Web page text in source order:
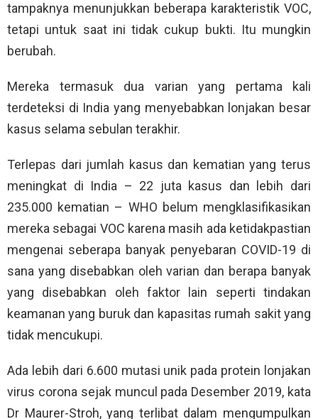
tampaknya menunjukkan beberapa karakteristik VOC,
tetapi untuk saat ini tidak cukup bukti. Itu mungkin
berubah.
Mereka termasuk dua varian yang pertama kali
terdeteksi di India yang menyebabkan lonjakan besar
kasus selama sebulan terakhir.
Terlepas dari jumlah kasus dan kematian yang terus
meningkat di India – 22 juta kasus dan lebih dari
235.000 kematian – WHO belum mengklasifikasikan
mereka sebagai VOC karena masih ada ketidakpastian
mengenai seberapa banyak penyebaran COVID-19 di
sana yang disebabkan oleh varian dan berapa banyak
yang disebabkan oleh faktor lain seperti tindakan
keamanan yang buruk dan kapasitas rumah sakit yang
tidak mencukupi.
Ada lebih dari 6.600 mutasi unik pada protein lonjakan
virus corona sejak muncul pada Desember 2019, kata
Dr Maurer-Stroh, yang terlibat dalam mengumpulkan